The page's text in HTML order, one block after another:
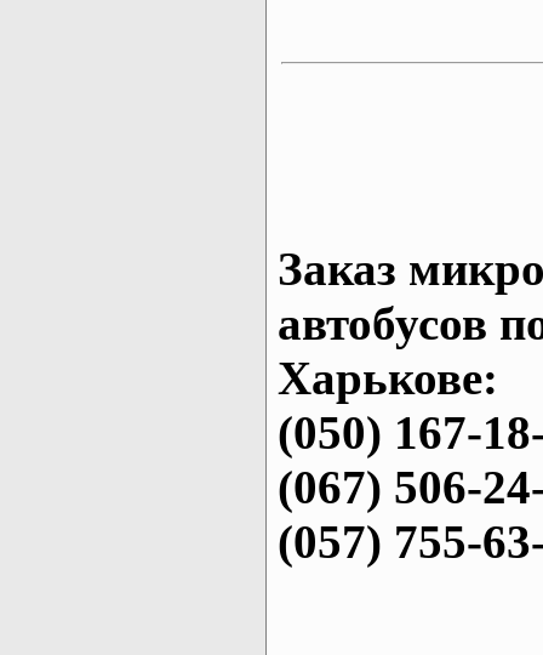
Заказ
автобусов
Харькове:
(050) 167-
(067) 506-
(057) 755-